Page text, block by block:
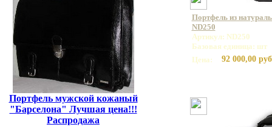
Портфель мужской кожаный
"Барселона" Лучшая цена!!!
Распродажа
Портфель из
ND250
Артикул: ND250
Базовая единица: шт
Цена:
92 000,00